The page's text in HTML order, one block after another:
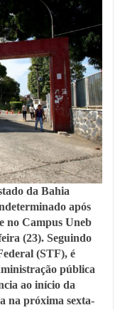
da Bahia
após
no Campus Uneb
(23). Seguindo
(STF), é
pública
ao início da
na próxima sexta-